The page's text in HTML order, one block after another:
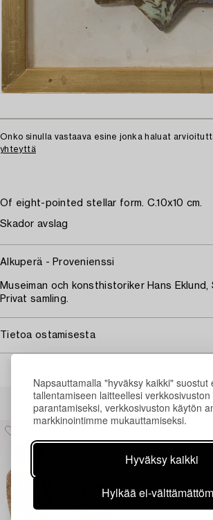
Napsauttamalla "hyväksy kaikki" suostut
tallentamiseen laitteellesi
parantamiseksi, verkkosivuston käytön
markkinointimme mukauttamiseksi.
Hyväksy kaikki
Hylkää ei-
Onko sinulla vastaava esine jonka haluat
yhteyttä
Of eight-pointed stellar form. C.10x10 cm.
Skador avslag
Alkuperä - Provenienssi
Museiman och konsthistoriker Hans Eklund,
Privat samling.
Tietoa ostamisesta
Muiden katsomia